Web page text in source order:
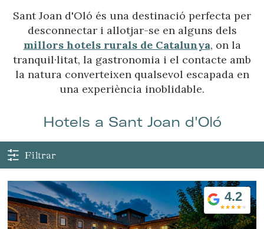
Sant Joan d'Oló és una destinació perfecta per
desconnectar i allotjar-se en alguns dels
millors hotels rurals de Catalunya, on la
tranquil·litat, la gastronomia i el contacte amb
la natura converteixen qualsevol escapada en
una experiència inoblidable.
Hotels a Sant Joan d'Oló
Filtrar
4.2